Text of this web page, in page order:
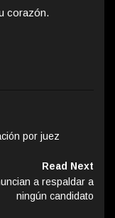
corazón.
por juez
Read Next
a respaldar a
ningún candidato